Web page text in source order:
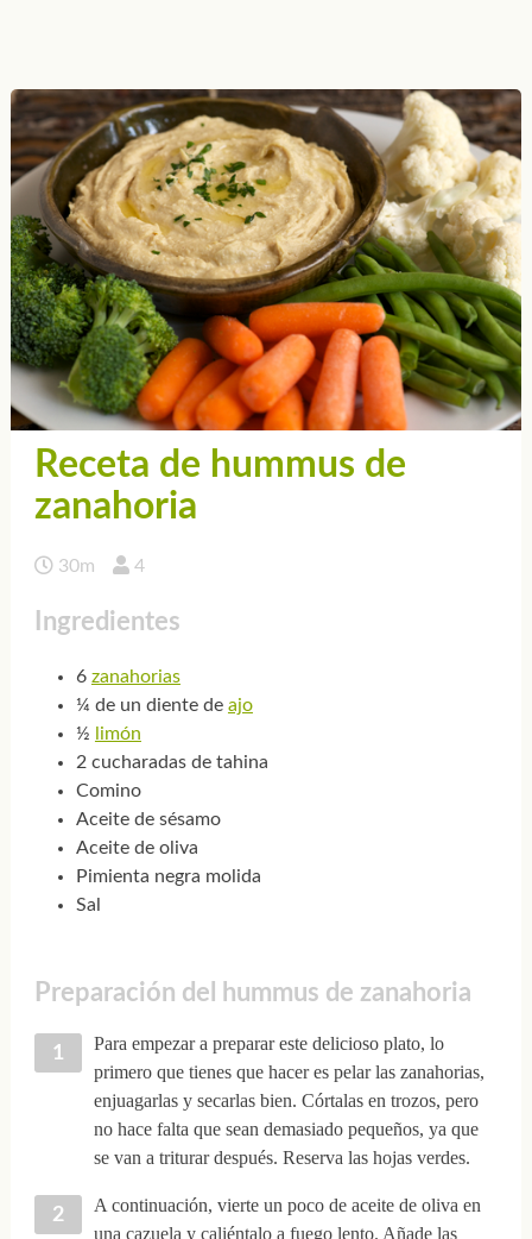
Receta de hummus de
zanahoria
30m 4
Ingredientes
6 zanahorias
¼ de un diente de ajo
½
limón
2 cucharadas de tahina
Comino
Aceite de sésamo
Aceite de oliva
Pimienta negra molida
Sal
Preparación del hummus de zanahoria
Para empezar a preparar este delicioso plato, lo
primero que tienes que hacer es pelar las zanahorias,
enjuagarlas y secarlas bien. Córtalas en trozos, pero
no hace falta que sean demasiado pequeños, ya que
se van a triturar después. Reserva las hojas verdes.
A continuación, vierte un poco de aceite de oliva en
una cazuela y caliéntalo a fuego lento. Añade las